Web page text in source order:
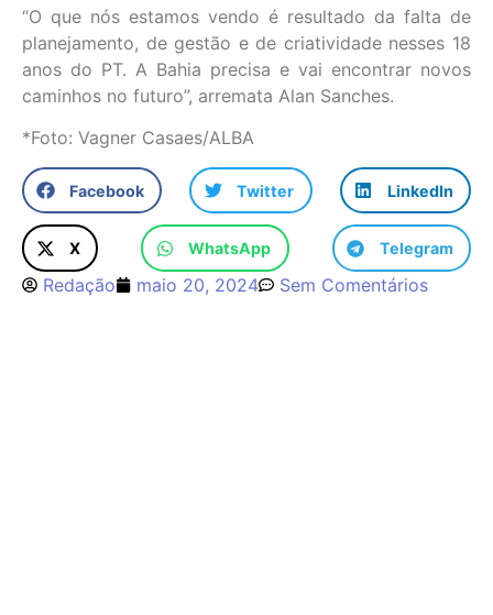
“O que nós estamos vendo é resultado da falta de
planejamento, de gestão e de criatividade nesses 18
anos do PT. A Bahia precisa e vai encontrar novos
caminhos no futuro”, arremata Alan Sanches.
*Foto: Vagner Casaes/ALBA
Facebook Twitter LinkedIn
X WhatsApp Telegram
Redação maio 20, 2024 Sem Comentários